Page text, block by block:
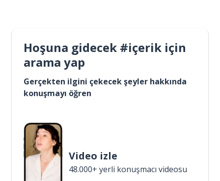
Hoşuna gidecek #içerik için
arama yap
Gerçekten ilgini çekecek şeyler hakkında
konuşmayı öğren
Video izle
48.000+ yerli konuşmacı videosu